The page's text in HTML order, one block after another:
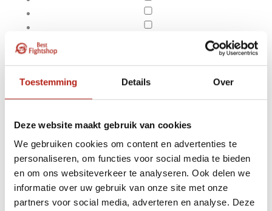
Toestemming Details Over
Deze website maakt gebruik van cookies
We gebruiken cookies om content en advertenties te
personaliseren, om functies voor social media te bieden
en om ons websiteverkeer te analyseren. Ook delen we
informatie over uw gebruik van onze site met onze
partners voor social media, adverteren en analyse. Deze
Apply filters
Producten getagd met
Advantage Taekwondo
WT voetbeschermers